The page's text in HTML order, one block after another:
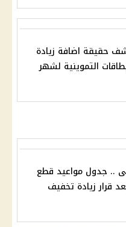
حقيقة اضافة زيادة
التموينية لشهر
.. جدول مواعيد قطع
قرار زيادة تخفيف